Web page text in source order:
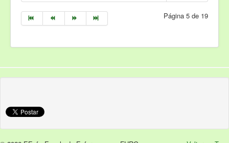
Página 5 de 19